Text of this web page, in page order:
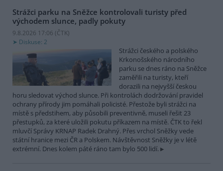
Strážci parku na Sněžce kontrolovali turisty před
východem slunce, padly pokuty
9.8.2026 17:06 (ČTK)
Diskuse: 2
Strážci českého a polského
Krkonošského národního
parku se dnes ráno na Sněžce
zaměřili na turisty, kteří
dorazili na nejvyšší českou
horu sledovat východ slunce. Při kontrolách dodržování pravidel
ochrany přírody jim pomáhali policisté. Přestože byli strážci na
místě s předstihem, aby působili preventivně, museli řešit 23
přestupků, za které uložili pokutu příkazem na místě. ČTK to řekl
mluvčí Správy KRNAP Radek Drahný. Přes vrchol Sněžky vede
státní hranice mezi ČR a Polskem. Návštěvnost Sněžky je v létě
extrémní. Dnes kolem páté ráno tam bylo 500 lidí.